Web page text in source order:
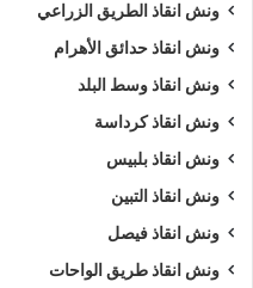
ونش انقاذ الطريق الزراعي
ونش انقاذ حدائق الأهرام
ونش انقاذ وسط البلد
ونش انقاذ كرداسة
ونش انقاذ بلبيس
ونش انقاذ التبين
ونش انقاذ فيصل
ونش انقاذ طريق الواحات